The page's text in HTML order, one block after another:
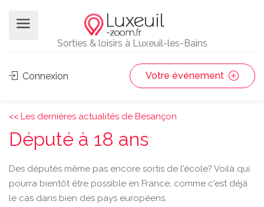
Sorties & loisirs à Luxeuil-les-Bains
Connexion Votre événement
<< Les dernières actualités de Besançon
Député à 18 ans
Des députés même pas encore sortis de l'école? Voilà qui
pourra bientôt être possible en France, comme c'est déjà
le cas dans bien des pays européens.